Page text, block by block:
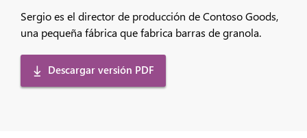
Sergio es el director de producción de Contoso Goods,
una pequeña fábrica que fabrica barras de granola.
Descargar versión PDF